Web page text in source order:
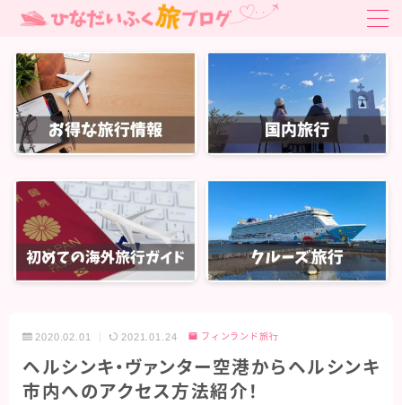
MENU
お得旅行・旅クーポン
国内旅行
関東旅行
北陸・中部旅行
九州・沖縄旅行
2020.02.01 2021.01.24 フィンランド旅行
ヘルシンキ・ヴァンター空港からヘルシンキ
市内へのアクセス方法紹介！